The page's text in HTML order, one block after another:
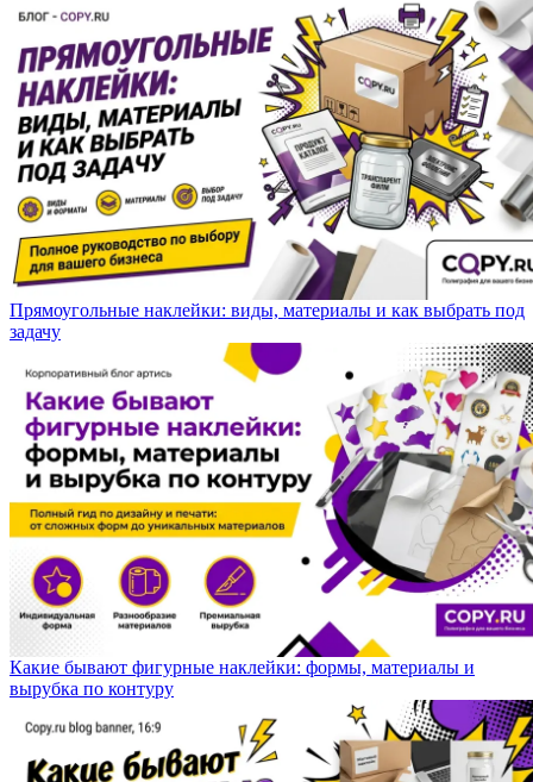
Прямоугольные наклейки: виды, материалы и как выбрать под
задачу
Какие бывают фигурные наклейки: формы, материалы и
вырубка по контуру